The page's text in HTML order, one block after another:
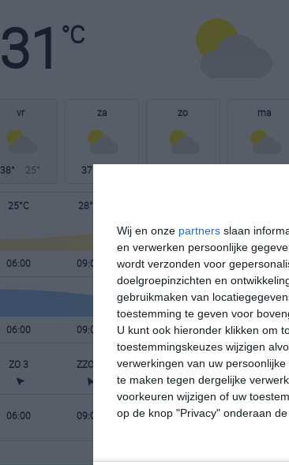
Wij en onze partners slaan
en verwerken persoonlijke
wordt verzonden voor
doelgroepinzichten en
gebruikmaken van
toestemming te geven voor
U kunt ook hieronder klikken om
toestemmingskeuzes wijzigen
verwerkingen van uw
te maken tegen dergelijke
voorkeuren wijzigen of uw
op de knop "Privacy" onderaan de
31 °C
vr
38° 25°
za
37°
zo ma
25°C 28°C
06:00 09:00 12:00 15:00
06:00 09:00 12:00 15:00
ZO 3 ZZO 3 ZZO 3 ZO 4
06:00 09:00 12:00 15:00